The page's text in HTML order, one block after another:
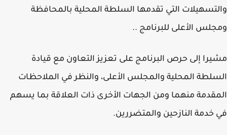
التي تقدمها السلطة المحلية بالمحافظة
الأعلى للبرنامج ..
إلى حرص البرنامج على تعزيز التعاون مع قيادة
المحلية والمجلس الأعلى، والنظر في الملاحظات
منهما ومن الجهات الأخرى ذات العلاقة بما يسهم
خدمة النازحين والمتضررين.